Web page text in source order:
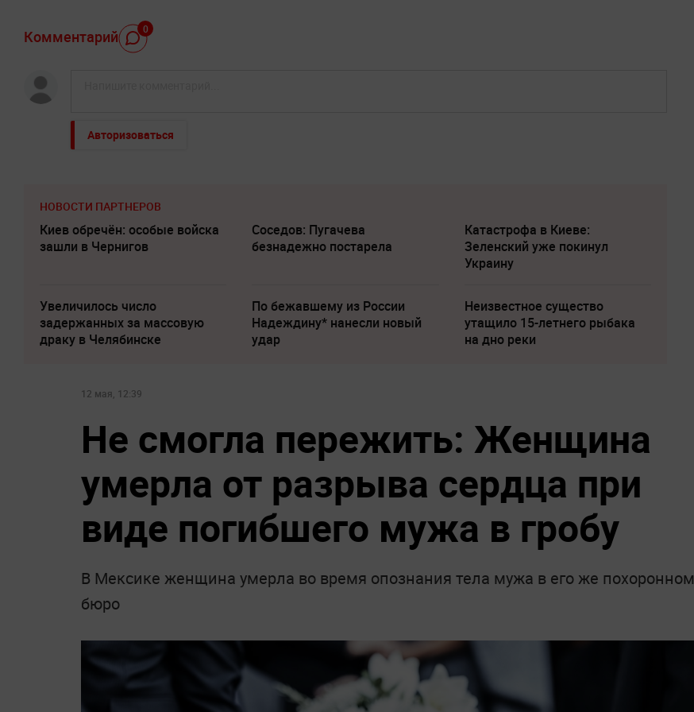
Комментарий 0
Авторизоваться
НОВОСТИ ПАРТНЕРОВ
Киев обречён: особые войска
зашли в Чернигов
Соседов: Пугачева
безнадежно постарела
Катастрофа в Киеве:
Зеленский уже покинул
Украину
Увеличилось число
задержанных за массовую
драку в Челябинске
По бежавшему из России
Надеждину* нанесли новый
удар
Неизвестное существо
утащило 15-летнего рыбака
на дно реки
12 мая, 12:39
Не смогла пережить: Женщина
умерла от разрыва сердца при
виде погибшего мужа в гробу
В Мексике женщина умерла во время опознания тела мужа в его же похоронном
бюро